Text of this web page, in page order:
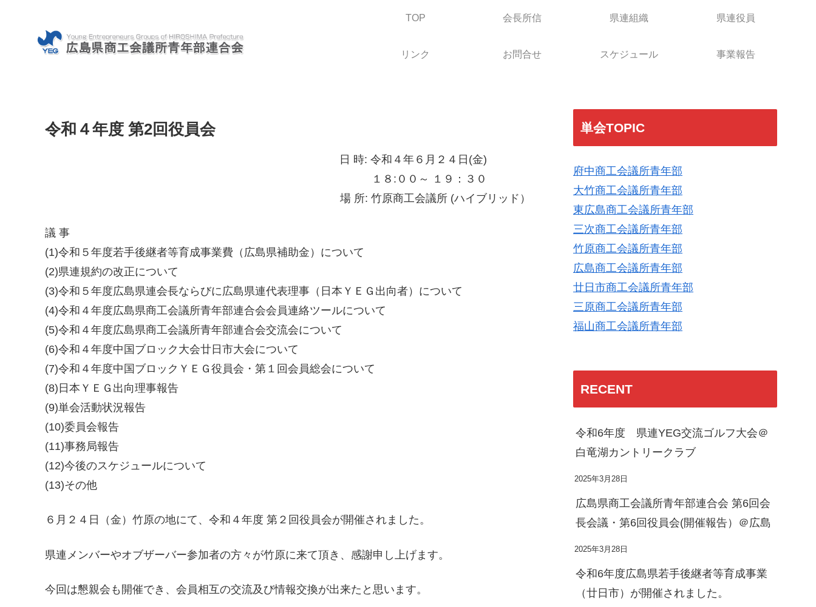
TOP 会長所信 県連組織 県連役員
リンク お問合せ スケジュール 事業報告
令和４年度 第2回役員会
日 時: 令和４年６月２４日(金)
１８:００～ １９：３０
場 所: 竹原商工会議所 (ハイブリッド）
議 事
(1)令和５年度若手後継者等育成事業費（広島県補助金）について
(2)県連規約の改正について
(3)令和５年度広島県連会長ならびに広島県連代表理事（日本ＹＥＧ出向者）について
(4)令和４年度広島県商工会議所青年部連合会会員連絡ツールについて
(5)令和４年度広島県商工会議所青年部連合会交流会について
(6)令和４年度中国ブロック大会廿日市大会について
(7)令和４年度中国ブロックＹＥＧ役員会・第１回会員総会について
(8)日本ＹＥＧ出向理事報告
(9)単会活動状況報告
(10)委員会報告
(11)事務局報告
(12)今後のスケジュールについて
(13)その他
６月２４日（金）竹原の地にて、令和４年度 第２回役員会が開催されました。
県連メンバーやオブザーバー参加者の方々が竹原に来て頂き、感謝申し上げます。
今回は懇親会も開催でき、会員相互の交流及び情報交換が出来たと思います。
単会TOPIC
府中商工会議所青年部
大竹商工会議所青年部
東広島商工会議所青年部
三次商工会議所青年部
竹原商工会議所青年部
広島商工会議所青年部
廿日市商工会議所青年部
三原商工会議所青年部
福山商工会議所青年部
RECENT
令和6年度 県連YEG交流ゴルフ大会＠
白竜湖カントリークラブ
2025年3月28日
広島県商工会議所青年部連合会 第6回会
長会議・第6回役員会(開催報告）＠広島
2025年3月28日
令和6年度広島県若手後継者等育成事業
（廿日市）が開催されました。